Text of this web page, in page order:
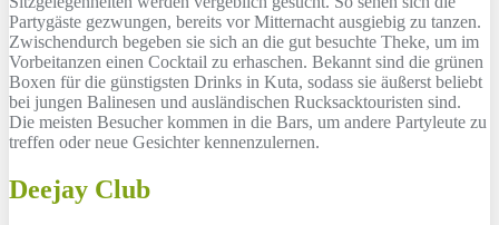
Partygäste gezwungen, bereits vor Mitternacht ausgiebig zu tanzen.
Zwischendurch begeben sie sich an die gut besuchte Theke, um im
Vorbeitanzen einen Cocktail zu erhaschen. Bekannt sind die grünen
Boxen für die günstigsten Drinks in Kuta, sodass sie äußerst beliebt
bei jungen Balinesen und ausländischen Rucksacktouristen sind.
Die meisten Besucher kommen in die Bars, um andere Partyleute zu
treffen oder neue Gesichter kennenzulernen.
Deejay Club